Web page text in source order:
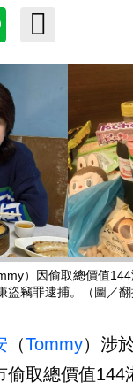
）因偷取總價值144
盜竊罪逮捕。（圖／翻
（Tommy）涉
偷取總價值144